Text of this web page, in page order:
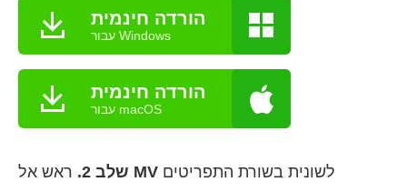
הורדה חינמית
עבור Windows
הורדה חינמית
עבור macOS
שלב 2. MV